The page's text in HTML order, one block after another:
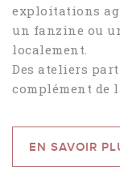
exploitations
un fanzine ou
localement.
Des ateliers
complément de
EN SAVOIR